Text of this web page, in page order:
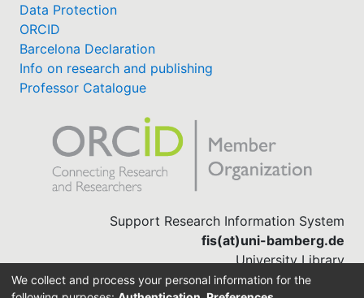
Data Protection
ORCID
Barcelona Declaration
Info on research and publishing
Professor Catalogue
Support Research Information System
fis(at)uni-bamberg.de
University Library
(0951) 863-1568
We collect and process your personal information for the